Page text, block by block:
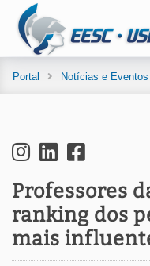
Portal Notícias e Eventos
Professores
ranking dos
mais